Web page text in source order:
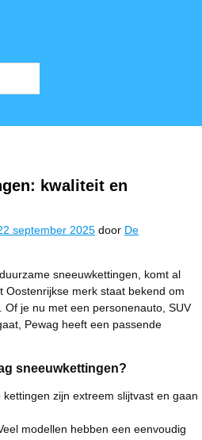
kwaliteit en
september 2025 door De
sneeuwkettingen, komt al
Oostenrijkse merk staat bekend om
Of je nu met een personenauto, SUV
Pewag heeft een passende
sneeuwkettingen?
kettingen zijn extreem slijtvast en gaan
modellen hebben een eenvoudig